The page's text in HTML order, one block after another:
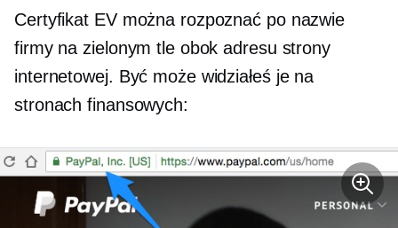
Certyfikat EV można rozpoznać po nazwie
firmy na zielonym tle obok adresu strony
internetowej. Być może widziałeś je na
stronach finansowych: